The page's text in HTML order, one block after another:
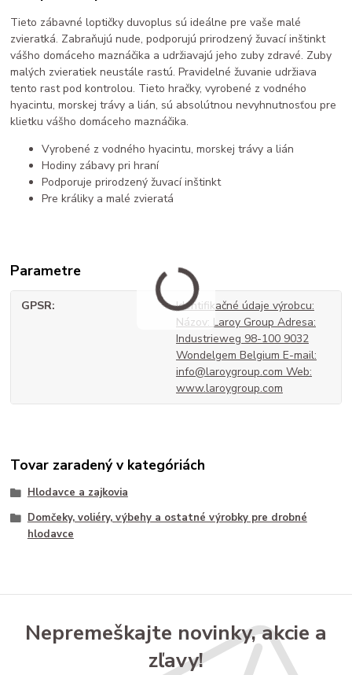
Tieto zábavné loptičky duvoplus sú ideálne pre vaše malé
zvieratká. Zabraňujú nude, podporujú prirodzený žuvací inštinkt
vášho domáceho maznáčika a udržiavajú jeho zuby zdravé. Zuby
malých zvieratiek neustále rastú. Pravidelné žuvanie udržiava
tento rast pod kontrolou. Tieto hračky, vyrobené z vodného
hyacintu, morskej trávy a lián, sú absolútnou nevyhnutnosťou pre
klietku vášho domáceho maznáčika.
Vyrobené z vodného hyacintu, morskej trávy a lián
Hodiny zábavy pri hraní
Podporuje prirodzený žuvací inštinkt
Pre králiky a malé zvieratá
Parametre
GPSR
Identifikačné údaje výrobcu:
Názov: Laroy Group Adresa:
Industrieweg 98-100 9032
Wondelgem Belgium E-mail:
info@laroygroup.com Web:
www.laroygroup.com
Tovar zaradený v kategóriách
Hlodavce a zajkovia
Domčeky, voliéry, výbehy a ostatné výrobky pre drobné
hlodavce
Nepremeškajte novinky, akcie a
zľavy!